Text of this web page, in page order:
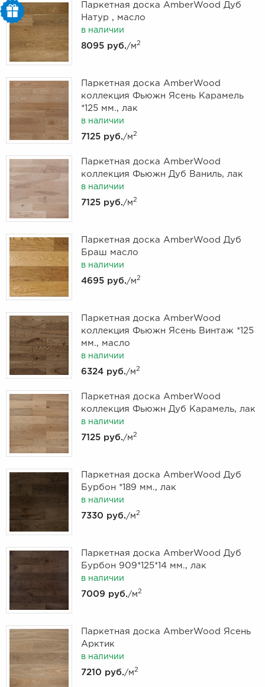
Паркетная доска AmberWood Дуб
Натур , масло
в наличии
8095 руб. /м2
Паркетная доска AmberWood
коллекция Фьюжн Ясень Карамель
*125 мм., лак
в наличии
7125 руб. /м2
Паркетная доска AmberWood
коллекция Фьюжн Дуб Ваниль, лак
в наличии
7125 руб. /м2
Паркетная доска AmberWood Дуб
Браш масло
в наличии
4695 руб. /м2
Паркетная доска AmberWood
коллекция Фьюжн Ясень Винтаж *125
мм., масло
в наличии
6324 руб. /м2
Паркетная доска AmberWood
коллекция Фьюжн Дуб Карамель, лак
в наличии
7125 руб. /м2
Паркетная доска AmberWood Дуб
Бурбон *189 мм., лак
в наличии
7330 руб. /м2
Паркетная доска AmberWood Дуб
Бурбон 909*125*14 мм., лак
в наличии
7009 руб. /м2
Паркетная доска AmberWood Ясень
Арктик
в наличии
7210 руб. /м2